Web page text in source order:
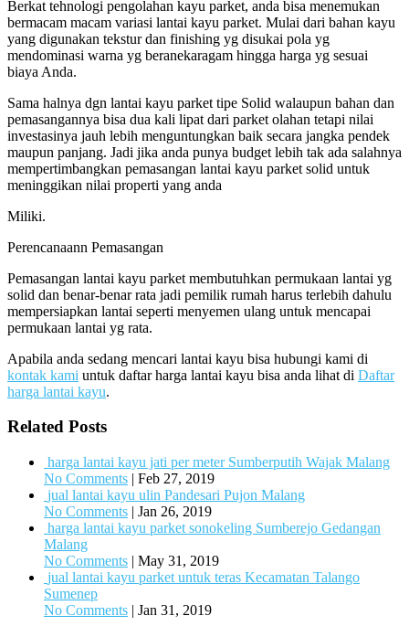
Berkat tehnologi pengolahan kayu parket, anda bisa menemukan
bermacam macam variasi lantai kayu parket. Mulai dari bahan kayu
yang digunakan tekstur dan finishing yg disukai pola yg
mendominasi warna yg beranekaragam hingga harga yg sesuai
biaya Anda.
Sama halnya dgn lantai kayu parket tipe Solid walaupun bahan dan
pemasangannya bisa dua kali lipat dari parket olahan tetapi nilai
investasinya jauh lebih menguntungkan baik secara jangka pendek
maupun panjang. Jadi jika anda punya budget lebih tak ada salahnya
mempertimbangkan pemasangan lantai kayu parket solid untuk
meninggikan nilai properti yang anda
Miliki.
Perencanaann Pemasangan
Pemasangan lantai kayu parket membutuhkan permukaan lantai yg
solid dan benar-benar rata jadi pemilik rumah harus terlebih dahulu
mempersiapkan lantai seperti menyemen ulang untuk mencapai
permukaan lantai yg rata.
Apabila anda sedang mencari lantai kayu bisa hubungi kami di
kontak kami untuk daftar harga lantai kayu bisa anda lihat di Daftar
harga lantai kayu.
Related Posts
harga lantai kayu jati per meter Sumberputih Wajak Malang
No Comments | Feb 27, 2019
jual lantai kayu ulin Pandesari Pujon Malang
No Comments | Jan 26, 2019
harga lantai kayu parket sonokeling Sumberejo Gedangan
Malang
No Comments | May 31, 2019
jual lantai kayu parket untuk teras Kecamatan Talango
Sumenep
No Comments | Jan 31, 2019